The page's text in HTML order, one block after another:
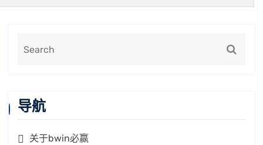
导航
关于bwin必赢